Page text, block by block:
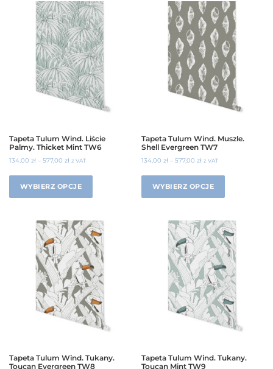
Tapeta Tulum Wind. Liście
Palmy. Thicket Mint TW6
134,00 zł – 577,00 zł z VAT
WYBIERZ OPCJE
Tapeta Tulum Wind. Muszle.
Shell Evergreen TW7
134,00zł –577,00zł z VAT
WYBIERZ OPCJE
Tapeta Tulum Wind. Tukany.
Toucan Evergreen TW8
Tapeta Tulum Wind. Tukany.
Toucan Mint TW9